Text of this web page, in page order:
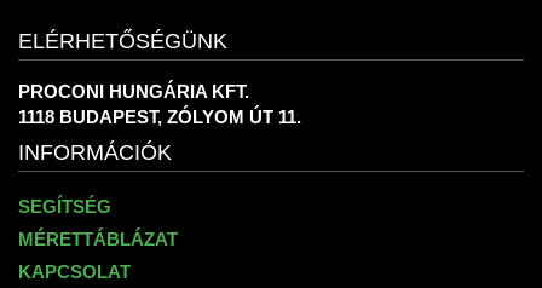
ELÉRHETŐSÉGÜNK
PROCONI HUNGÁRIA KFT.
1118 BUDAPEST, ZÓLYOM ÚT 11.
INFORMÁCIÓK
SEGÍTSÉG
MÉRETTÁBLÁZAT
KAPCSOLAT